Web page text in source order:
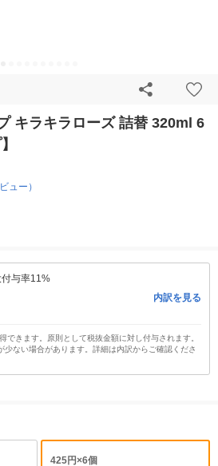
キラキラローズ 詰替 320ml 6
ュー）
与率11%
内訳を見る
できます。原則として税抜金額に対し付与されます。
少ない場合があります。詳細は内訳からご確認くださ
425円×6個